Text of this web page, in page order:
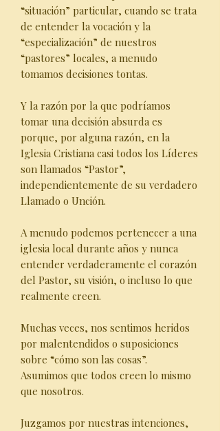
“situación” particular, cuando se trata
de entender la vocación y la
“especialización” de nuestros
“pastores” locales, a menudo
tomamos decisiones tontas.
Y la razón por la que podríamos
tomar una decisión absurda es
porque, por alguna razón, en la
Iglesia Cristiana casi todos los Líderes
son llamados “Pastor”,
independientemente de su verdadero
Llamado o Unción.
A menudo podemos pertenecer a una
iglesia local durante años y nunca
entender verdaderamente el corazón
del Pastor, su visión, o incluso lo que
realmente creen.
Muchas veces, nos sentimos heridos
por malentendidos o suposiciones
sobre “cómo son las cosas”.
Asumimos que todos creen lo mismo
que nosotros.
Juzgamos por nuestras intenciones,